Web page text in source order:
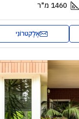
1460 מ"ר
אֶלֶקטרוֹנִי